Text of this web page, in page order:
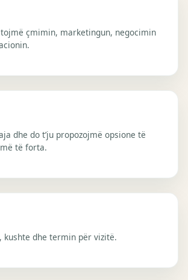
çmimin, marketingun, negocimin
dhe do t’ju propozojmë opsione të
të forta.
kushte dhe termin për vizitë.